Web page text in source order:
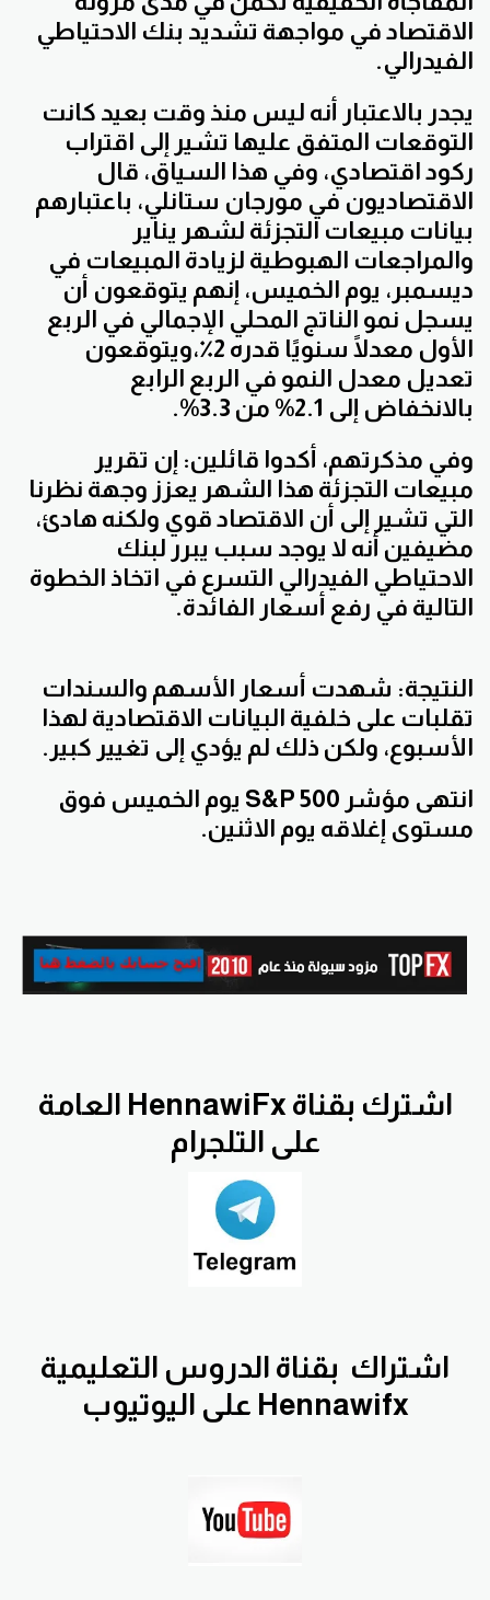
الاقتصاد في مواجهة تشديد بنك الاحتياطي
الفيدرالي.
يجدر بالاعتبار أنه ليس منذ وقت بعيد كانت
التوقعات المتفق عليها تشير إلى اقتراب
ركود اقتصادي، وفي هذا السياق، قال
الاقتصاديون في مورجان ستانلي، باعتبارهم
بيانات مبيعات التجزئة لشهر يناير
والمراجعات الهبوطية لزيادة المبيعات في
ديسمبر، يوم الخميس، إنهم يتوقعون أن
يسجل نمو الناتج المحلي الإجمالي في الربع
الأول معدلًا سنويًا قدره 2٪،ويتوقعون
تعديل معدل النمو في الربع الرابع
بالانخفاض إلى 2.1% من 3.3%.
وفي مذكرتهم، أكدوا قائلين: إن تقرير
مبيعات التجزئة هذا الشهر يعزز وجهة نظرنا
التي تشير إلى أن الاقتصاد قوي ولكنه هادئ،
مضيفين أنه لا يوجد سبب يبرر لبنك
الاحتياطي الفيدرالي التسرع في اتخاذ الخطوة
التالية في رفع أسعار الفائدة.
النتيجة: شهدت أسعار الأسهم والسندات
تقلبات على خلفية البيانات الاقتصادية لهذا
الأسبوع، ولكن ذلك لم يؤدي إلى تغيير كبير.
انتهى مؤشر S&P 500 يوم الخميس فوق
مستوى إغلاقه يوم الاثنين.
اشترك بقناة HennawiFx العامة
على التلجرام
اشتراك بقناة الدروس التعليمية
Hennawifx على اليوتيوب